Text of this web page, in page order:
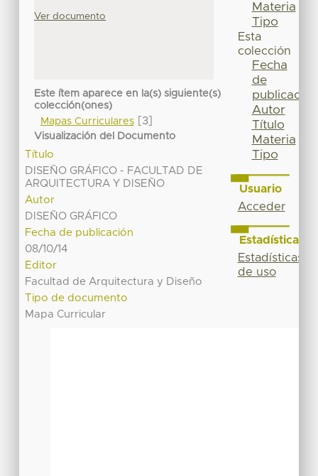
Ver documento
Este ítem aparece en la(s) siguiente(s)
colección(ones)
Mapas Curriculares[3]
Visualización del Documento
Título
DISEÑO GRÁFICO - FACULTAD DE
ARQUITECTURA Y DISEÑO
Autor
DISEÑO GRÁFICO
Fecha de publicación
08/10/14
Editor
Facultad de Arquitectura y Diseño
Tipo de documento
Mapa Curricular
Materia
Tipo
Esta
colección
Fecha
de
publicación
Autor
Título
Materia
Tipo
Usuario
Acceder
Estadísticas
Estadísticas
de uso